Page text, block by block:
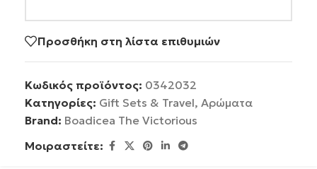
Προσθήκη στη λίστα επιθυμιών
Κωδικός προϊόντος: 0342032
Κατηγορίες: Gift Sets & Travel, Αρώματα
Brand: Boadicea The Victorious
Μοιραστείτε: